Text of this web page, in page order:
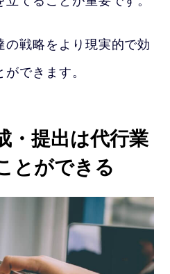
の戦略をより現実的で効
できます。
・提出は代行業
とができる